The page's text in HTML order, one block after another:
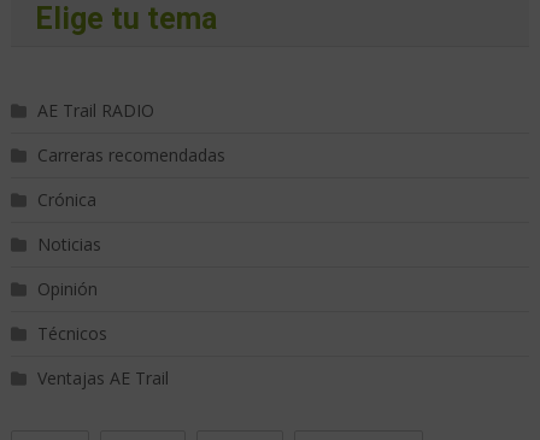
Elige tu tema
AE Trail RADIO
Carreras recomendadas
Crónica
Noticias
Opinión
Técnicos
Ventajas AE Trail